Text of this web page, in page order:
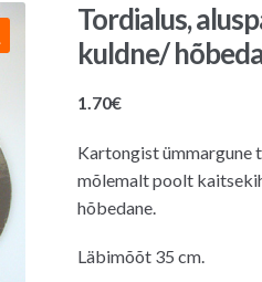
Tordialus,
kuldne/
1.70€
Kartongist ümmargune
mõlemalt poolt
hõbedane.
Läbimõõt 35 cm.